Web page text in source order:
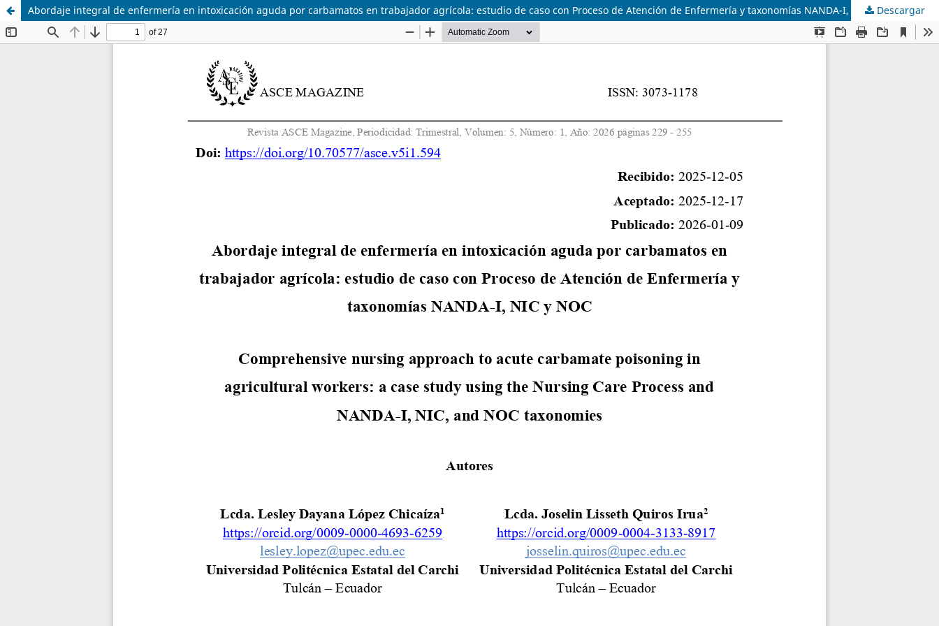
Abordaje integral de enfermería en intoxicación aguda por carbamatos en trabajador agrícola: estudio de caso con Proceso de Atención de Enfermería y taxonomías NANDA-I, NIC y NOCDescargar